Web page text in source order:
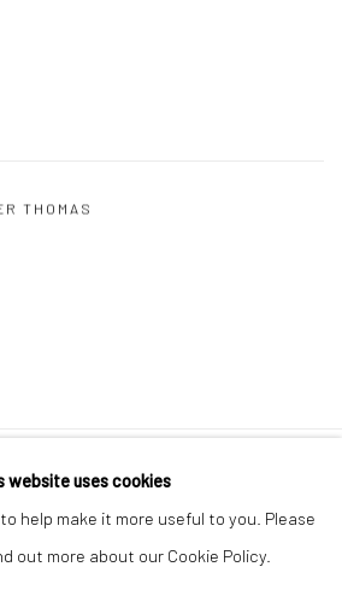
THOMAS
website uses cookies
help make it more useful to you. Please
out more about our Cookie Policy.